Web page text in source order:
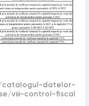
datelor-
viii-control-fiscal